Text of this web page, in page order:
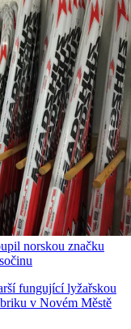
norskou značku
fungující lyžařskou
v Novém Městě